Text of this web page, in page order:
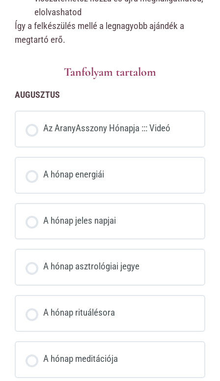
elolvashatod
Így a felkészülés mellé a legnagyobb ajándék a
megtartó erő.
Tanfolyam tartalom
AUGUSZTUS
Az AranyAsszony Hónapja ::: Videó
A hónap energiái
A hónap jeles napjai
A hónap asztrológiai jegye
A hónap rituálésora
A hónap meditációja